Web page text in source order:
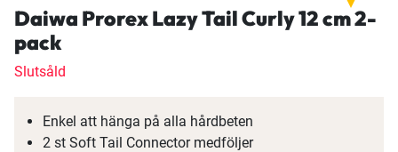
Daiwa Prorex Lazy Tail Curly 12 cm 2-
pack
Slutsåld
Enkel att hänga på alla hårdbeten
2 st Soft Tail Connector medföljer